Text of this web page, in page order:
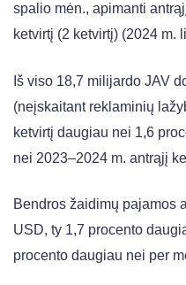
spalio mėn., apimanti
ketvirtį (2 ketvirtį) (2024 m.
Iš viso 18,7 milijardo JAV
(neįskaitant reklaminių
ketvirtį daugiau nei 1,6
nei 2023–2024 m. antrąjį
Bendros žaidimų pajamos
USD, ty 1,7 procento
procento daugiau nei per